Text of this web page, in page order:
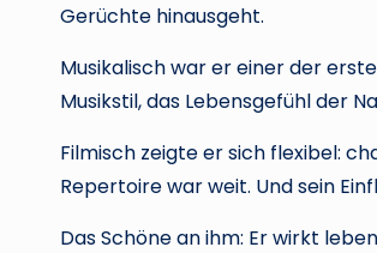
Gerüchte hinausgeht.
Musikalisch war er einer der
Musikstil, das Lebensgefühl der
Filmisch zeigte er sich flexibel:
Repertoire war weit. Und sein
Das Schöne an ihm: Er wirkt